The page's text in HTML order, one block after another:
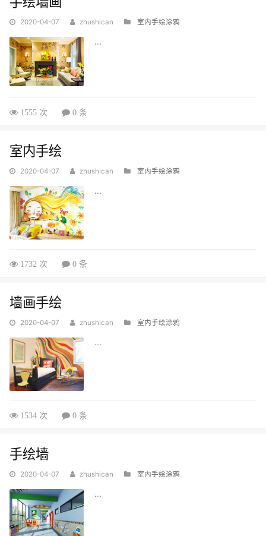
2020-04-07 zhushican 室内手绘涂鸦
...
1555 次 0 条
室内手绘
2020-04-07 zhushican 室内手绘涂鸦
...
1732 次 0 条
墙画手绘
2020-04-07 zhushican 室内手绘涂鸦
...
1534 次 0 条
手绘墙
2020-04-07 zhushican 室内手绘涂鸦
...